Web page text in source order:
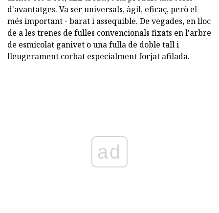
d'avantatges. Va ser universals, àgil, eficaç, però el
més important - barat i assequible. De vegades, en lloc
de a les trenes de fulles convencionals fixats en l'arbre
de esmicolat ganivet o una fulla de doble tall i
lleugerament corbat especialment forjat afilada.
ad